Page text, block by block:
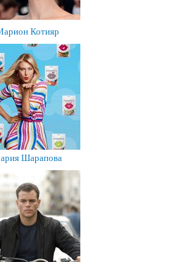
Марион Котияр
Мария Шарапова